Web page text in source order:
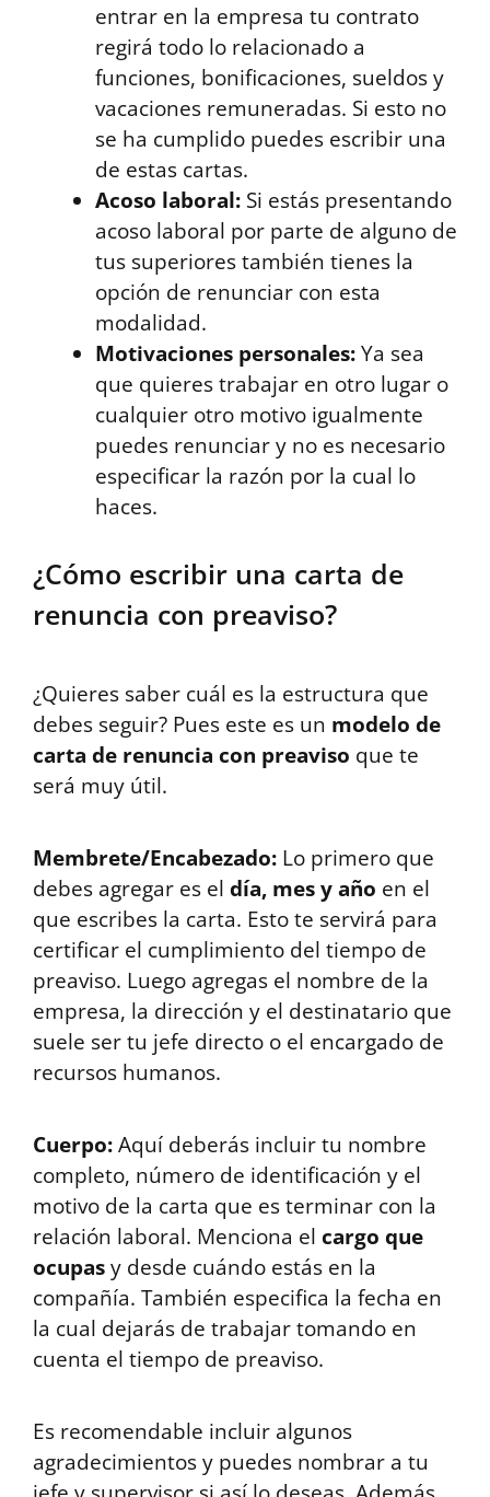
entrar en la empresa tu contrato
regirá todo lo relacionado a
funciones, bonificaciones, sueldos y
vacaciones remuneradas. Si esto no
se ha cumplido puedes escribir una
de estas cartas.
Acoso laboral: Si estás presentando
acoso laboral por parte de alguno de
tus superiores también tienes la
opción de renunciar con esta
modalidad.
Motivaciones personales:Ya sea
que quieres trabajar en otro lugar o
cualquier otro motivo igualmente
puedes renunciar y no es necesario
especificar la razón por la cual lo
haces.
¿Cómo escribir una carta de
renuncia con preaviso?
¿Quieres saber cuál es la estructura que
debes seguir? Pues este es un modelo de
carta de renuncia con preaviso que te
será muy útil.
Membrete/Encabezado: Lo primero que
debes agregar es el día, mes y año en el
que escribes la carta. Esto te servirá para
certificar el cumplimiento del tiempo de
preaviso. Luego agregas el nombre de la
empresa, la dirección y el destinatario que
suele ser tu jefe directo o el encargado de
recursos humanos.
Cuerpo:Aquí deberás incluir tu nombre
completo, número de identificación y el
motivo de la carta que es terminar con la
relación laboral. Menciona el cargo que
ocupasy desde cuándo estás en la
compañía. También especifica la fecha en
la cual dejarás de trabajar tomando en
cuenta el tiempo de preaviso.
Es recomendable incluir algunos
agradecimientos y puedes nombrar a tu